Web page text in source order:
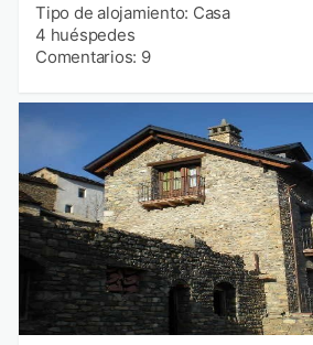
Tipo de alojamiento: Casa
4 huéspedes
Comentarios: 9